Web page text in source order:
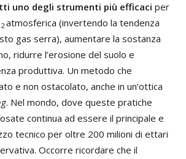
uno degli strumenti più efficaci per
2 atmosferica (invertendo la tendenza
gas serra), aumentare la sostanza
ridurre l’erosione del suolo e
produttiva. Un metodo che
e non ostacolato, anche in un’ottica
. Nel mondo, dove queste pratiche
continua ad essere il principale e
tecnico per oltre 200 milioni di ettari
Occorre ricordare che il